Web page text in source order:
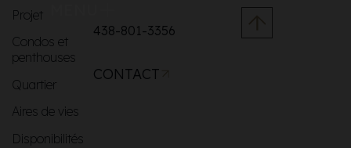
Projet
Condos et
penthouses
Quartier
Aires de vies
Disponibilités
438-801-3356
CONTACT